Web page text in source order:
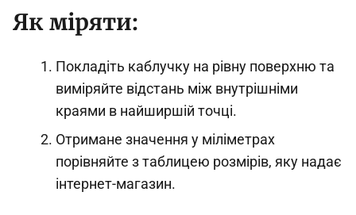
Як міряти:
Покладіть каблучку на рівну поверхню та
виміряйте відстань між внутрішніми
краями в найширшій точці.
Отримане значення у міліметрах
порівняйте з таблицею розмірів, яку надає
інтернет-магазин.